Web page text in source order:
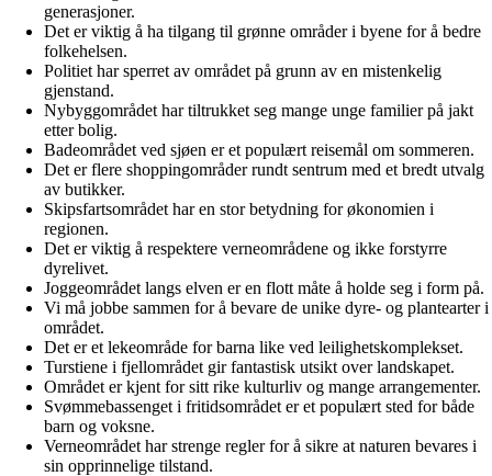
generasjoner.
Det er viktig å ha tilgang til grønne områder i byene for å bedre
folkehelsen.
Politiet har sperret av området på grunn av en mistenkelig
gjenstand.
Nybyggområdet har tiltrukket seg mange unge familier på jakt
etter bolig.
Badeområdet ved sjøen er et populært reisemål om sommeren.
Det er flere shoppingområder rundt sentrum med et bredt utvalg
av butikker.
Skipsfartsområdet har en stor betydning for økonomien i
regionen.
Det er viktig å respektere verneområdene og ikke forstyrre
dyrelivet.
Joggeområdet langs elven er en flott måte å holde seg i form på.
Vi må jobbe sammen for å bevare de unike dyre- og plantearter i
området.
Det er et lekeområde for barna like ved leilighetskomplekset.
Turstiene i fjellområdet gir fantastisk utsikt over landskapet.
Området er kjent for sitt rike kulturliv og mange arrangementer.
Svømmebassenget i fritidsområdet er et populært sted for både
barn og voksne.
Verneområdet har strenge regler for å sikre at naturen bevares i
sin opprinnelige tilstand.